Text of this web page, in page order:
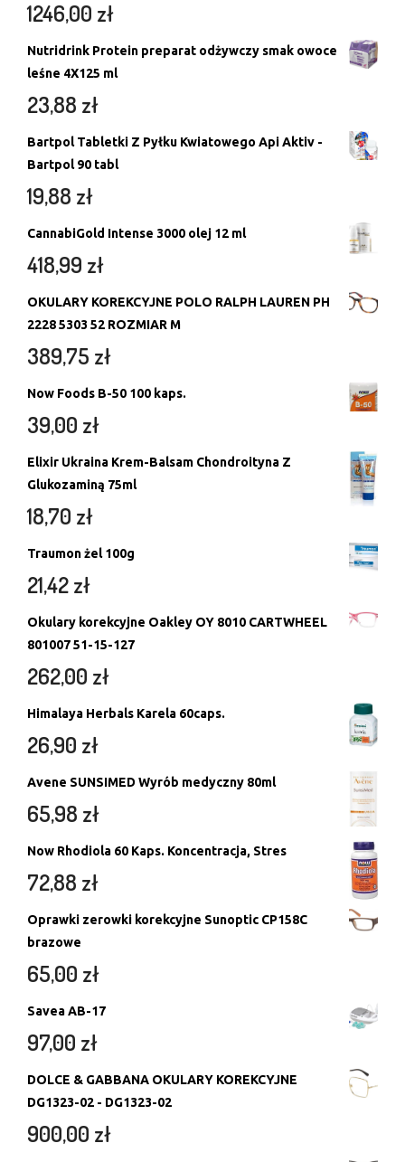
1246,00 zł
Nutridrink Protein preparat odżywczy smak owoce
leśne 4X125 ml
23,88 zł
Bartpol Tabletki Z Pyłku Kwiatowego Api Aktiv -
Bartpol 90 tabl
19,88 zł
CannabiGold Intense 3000 olej 12 ml
418,99 zł
OKULARY KOREKCYJNE POLO RALPH LAUREN PH
2228 5303 52 ROZMIAR M
389,75 zł
Now Foods B-50 100 kaps.
39,00 zł
Elixir Ukraina Krem-Balsam Chondroityna Z
Glukozaminą 75ml
18,70 zł
Traumon żel 100g
21,42zł
Okulary korekcyjne Oakley OY 8010 CARTWHEEL
801007 51-15-127
262,00 zł
Himalaya Herbals Karela 60caps.
26,90 zł
Avene SUNSIMED Wyrób medyczny 80ml
65,98 zł
Now Rhodiola 60 Kaps. Koncentracja, Stres
72,88 zł
Oprawki zerowki korekcyjne Sunoptic CP158C
brazowe
65,00 zł
Savea AB-17
97,00 zł
DOLCE & GABBANA OKULARY KOREKCYJNE
DG1323-02 - DG1323-02
900,00 zł